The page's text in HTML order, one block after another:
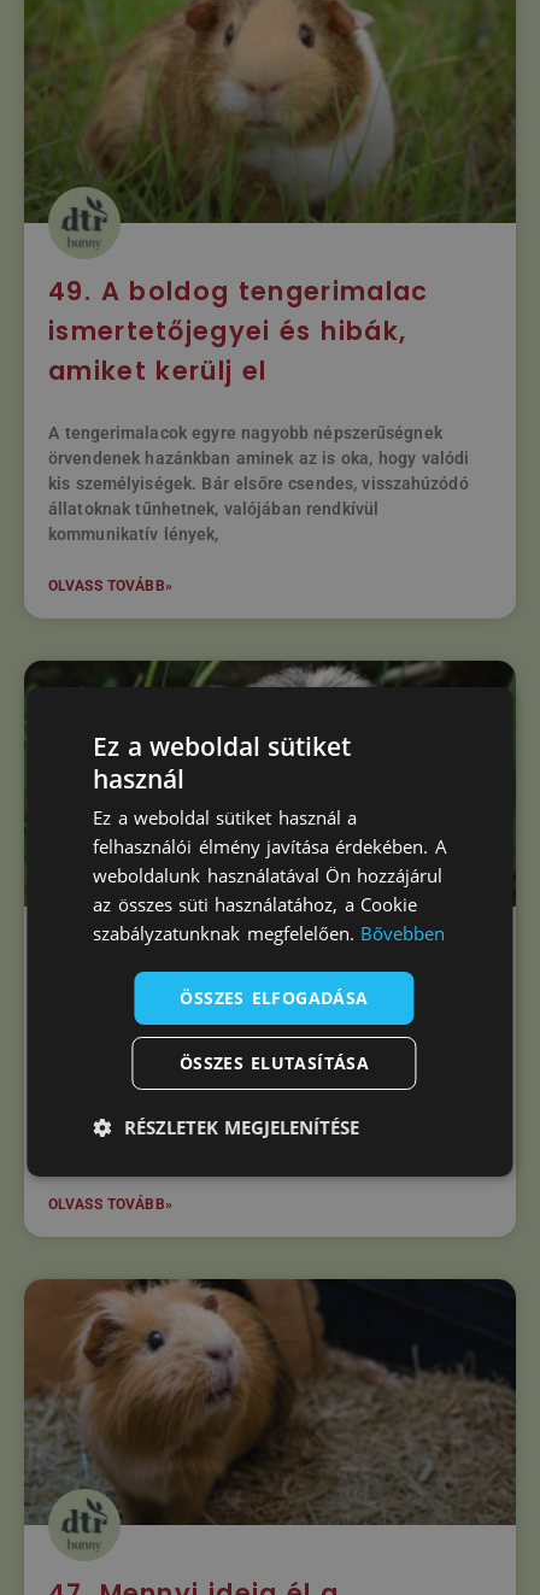
49. A boldog tengerimalac
ismertetőjegyei és hibák,
amiket kerülj el
A tengerimalacok egyre nagyobb népszerűségnek
örvendenek hazánkban aminek az is oka, hogy valódi
kis személyiségek. Bár elsőre csendes, visszahúzódó
állatoknak tűnhetnek, valójában rendkívül
kommunikatív lények,
OLVASS TOVÁBB»
48. Mit ehet és mit nem ehet a
tengerimalac? – Teljes lista
állat, aminek oka kedves természete, és az, hogy kiváló
OLVASS TOVÁBB»
Ez a weboldal sütiket
használ
Ez a weboldal sütiket használ a
felhasználói élmény javítása érdekében. A
weboldalunk használatával Ön hozzájárul
az összes süti használatához, a Cookie
szabályzatunknak megfelelően. Bővebben
ÖSSZES ELFOGADÁSA
ÖSSZES ELUTASÍTÁSA
RÉSZLETEK MEGJELENÍTÉSE